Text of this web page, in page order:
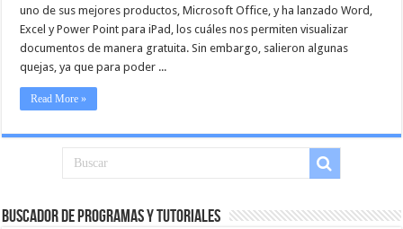
uno de sus mejores productos, Microsoft Office, y ha lanzado Word,
Excel y Power Point para iPad, los cuáles nos permiten visualizar
documentos de manera gratuita. Sin embargo, salieron algunas
quejas, ya que para poder ...
Read More »
Buscador de Programas y Tutoriales